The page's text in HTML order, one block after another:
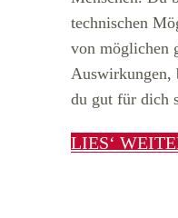
technischen
von möglichen
Auswirkungen,
du gut für dich
LIES‘